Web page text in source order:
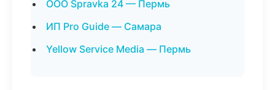
ООО Spravka 24 — Пермь
ИП Pro Guide — Самара
Yellow Service Media — Пермь